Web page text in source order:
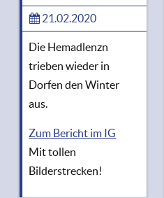
21.02.2020
Die Hemadlenzn
trieben wieder in
Dorfen den Winter
aus.
Zum Bericht im IG
Mit tollen
Bilderstrecken!